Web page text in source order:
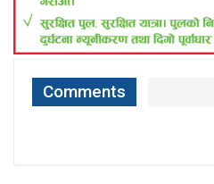
Comments